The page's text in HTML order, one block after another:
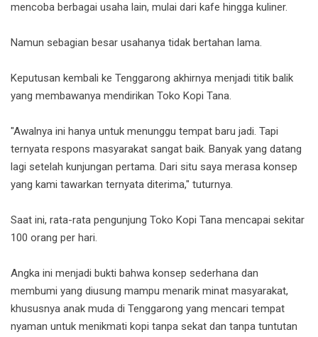
mencoba berbagai usaha lain, mulai dari kafe hingga kuliner.
Namun sebagian besar usahanya tidak bertahan lama.
Keputusan kembali ke Tenggarong akhirnya menjadi titik balik
yang membawanya mendirikan Toko Kopi Tana.
"Awalnya ini hanya untuk menunggu tempat baru jadi. Tapi
ternyata respons masyarakat sangat baik. Banyak yang datang
lagi setelah kunjungan pertama. Dari situ saya merasa konsep
yang kami tawarkan ternyata diterima," tuturnya.
Saat ini, rata-rata pengunjung Toko Kopi Tana mencapai sekitar
100 orang per hari.
Angka ini menjadi bukti bahwa konsep sederhana dan
membumi yang diusung mampu menarik minat masyarakat,
khususnya anak muda di Tenggarong yang mencari tempat
nyaman untuk menikmati kopi tanpa sekat dan tanpa tuntutan